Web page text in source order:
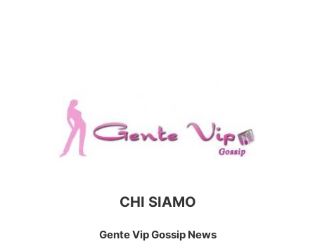
CHI SIAMO
Gente Vip Gossip News